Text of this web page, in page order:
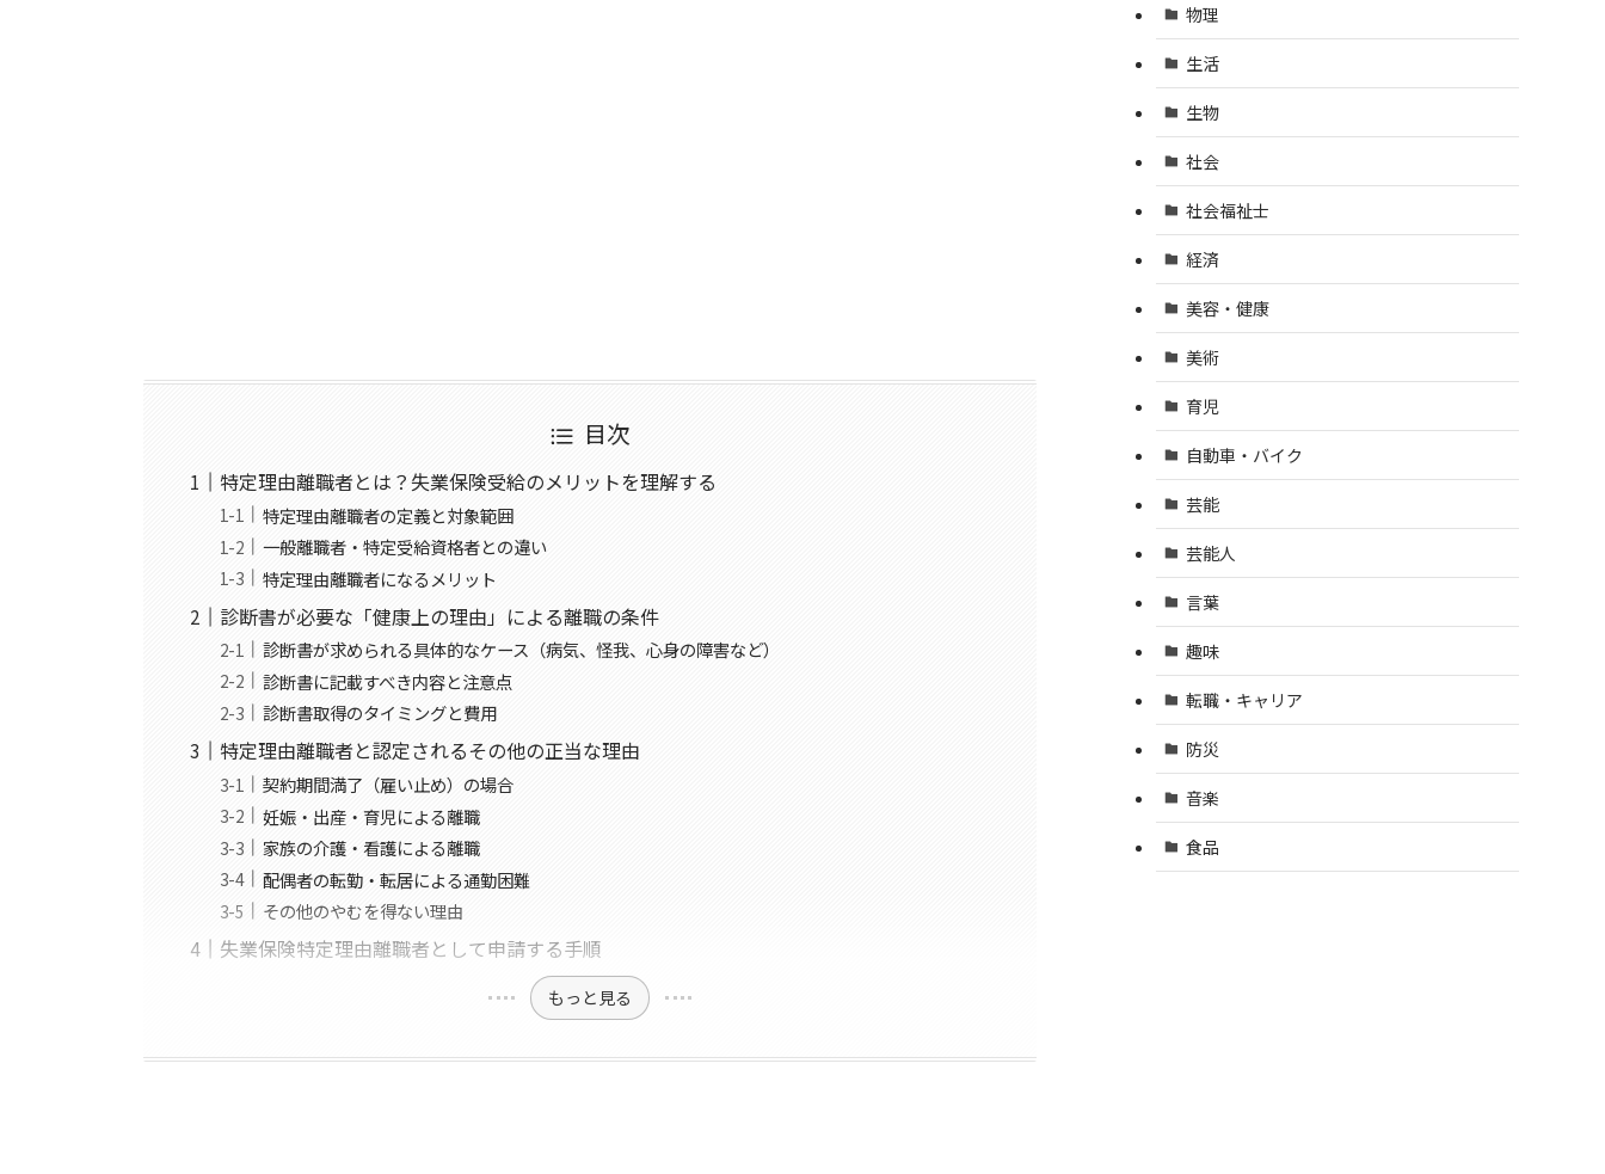
目次
特定理由離職者とは？失業保険受給のメリットを理解する
特定理由離職者の定義と対象範囲
一般離職者・特定受給資格者との違い
特定理由離職者になるメリット
診断書が必要な「健康上の理由」による離職の条件
診断書が求められる具体的なケース（病気、怪我、心身の障害など）
診断書に記載すべき内容と注意点
診断書取得のタイミングと費用
特定理由離職者と認定されるその他の正当な理由
契約期間満了（雇い止め）の場合
妊娠・出産・育児による離職
家族の介護・看護による離職
配偶者の転勤・転居による通勤困難
その他のやむを得ない理由
失業保険特定理由離職者として申請する手順
もっと見る
物理
生活
生物
社会
社会福祉士
経済
美容・健康
美術
育児
自動車・バイク
芸能
芸能人
言葉
趣味
転職・キャリア
防災
音楽
食品